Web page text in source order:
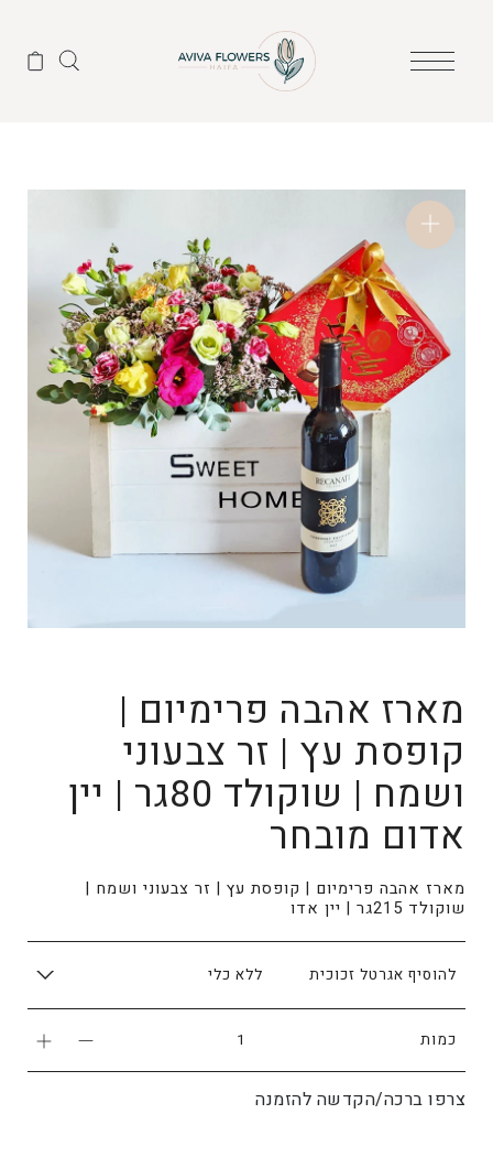
מארז אהבה פרימיום |
קופסת עץ | זר צבעוני
ושמח | שוקולד 80גר | יין
אדום מובחר
מארז אהבה פרימיום | קופסת עץ | זר צבעוני ושמח |
שוקולד 215גר | יין אדו
להוסיף אגרטל זכוכית
כמות
צרפו ברכה/הקדשה להזמנה